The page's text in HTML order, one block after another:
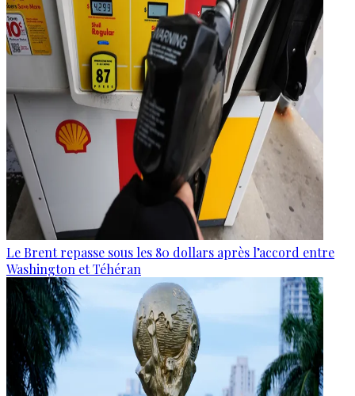
Le Brent repasse sous les 80 dollars après l’accord entre
Washington et Téhéran